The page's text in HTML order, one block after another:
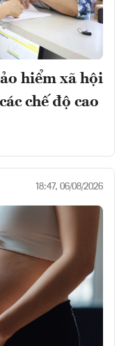
hiểm xã hội
chế độ cao
18:47, 06/08/2026